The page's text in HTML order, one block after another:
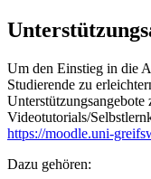
Um den Einstieg in die
Studierende zu
Videotutorials/
https://moodle.uni-
Dazu gehören: